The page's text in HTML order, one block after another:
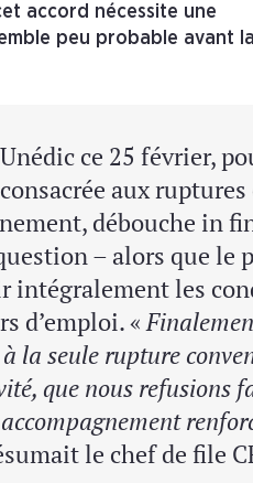
accord nécessite une
peu probable avant
ce 25 février,
aux
débouche in
– alors que le
intégralement les
d’emploi. «
la seule rupture
que nous refusions
le chef de file